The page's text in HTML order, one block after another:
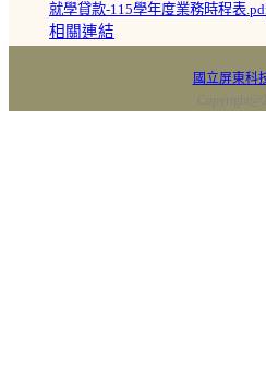
就學貸款-115學年度業務時程表
相關連結
國立屏東科